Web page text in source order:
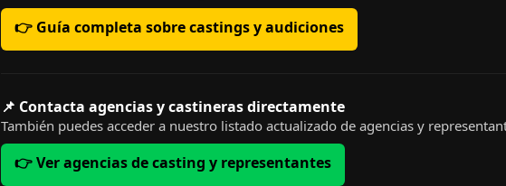
👉 Guía completa sobre castings y audiciones
📌 Contacta agencias y castineras directamente
También puedes acceder a nuestro listado actualizado de agencias y
👉 Ver agencias de casting y representantes